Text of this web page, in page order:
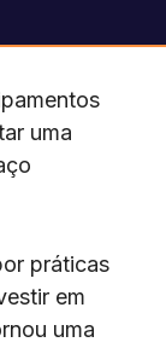
uma
práticas
em
uma